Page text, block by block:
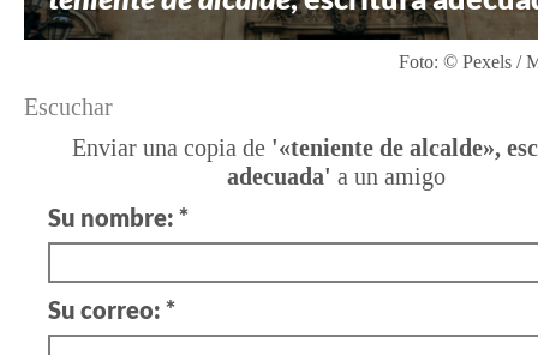
Foto: © Pexels /
Escuchar
Enviar una copia de '«teniente de alcalde»,
adecuada' a un amigo
Su nombre: *
Su correo: *